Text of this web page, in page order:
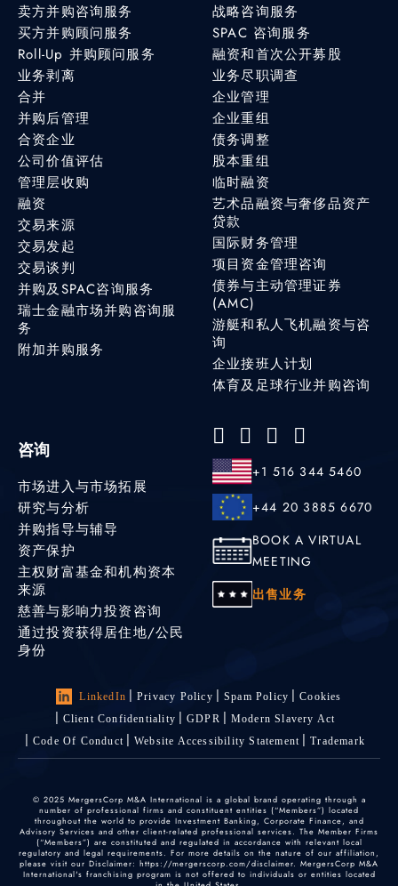
卖方并购咨询服务
买方并购顾问服务
Roll-Up 并购顾问服务
业务剥离
合并
并购后管理
合资企业
公司价值评估
管理层收购
融资
交易来源
交易发起
交易谈判
并购及SPAC咨询服务
瑞士金融市场并购咨询服
务
附加并购服务
战略咨询服务
SPAC 咨询服务
融资和首次公开募股
业务尽职调查
企业管理
企业重组
债务调整
股本重组
临时融资
艺术品融资与奢侈品资产
贷款
国际财务管理
项目资金管理咨询
债券与主动管理证券
(AMC)
游艇和私人飞机融资与咨
询
企业接班人计划
体育及足球行业并购咨询
咨询
市场进入与市场拓展
研究与分析
并购指导与辅导
资产保护
主权财富基金和机构资本
来源
慈善与影响力投资咨询
通过投资获得居住地/公民
身份
+1 516 344 5460
+44 20 3885 6670
BOOK A VIRTUAL
MEETING
出售业务
LinkedIn Privacy Policy Spam Policy
Cookies
Client Confidentiality
GDPR
Modern Slavery Act
Code Of Conduct
Website Accessibility Statement Trademark
© 2025 MergersCorp M&A International is a global brand operating through a
number of professional firms and constituent entities (“Members”) located
throughout the world to provide Investment Banking, Corporate Finance, and
Advisory Services and other client-related professional services. The Member Firms
(“Members”) are constituted and regulated in accordance with relevant local
regulatory and legal requirements. For more details on the nature of our affiliation,
please visit our Disclaimer: https://mergerscorp.com/disclaimer. MergersCorp M&A
International's franchising program is not offered to individuals or entities located